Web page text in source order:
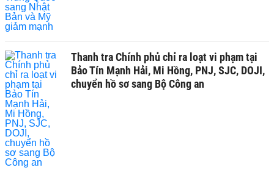
Thanh tra Chính phủ chỉ ra loạt vi phạm tại
Bảo Tín Mạnh Hải, Mi Hồng, PNJ, SJC, DOJI,
chuyển hồ sơ sang Bộ Công an